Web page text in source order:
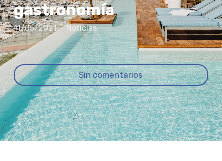
gastronomía
11/05/2021 Noticias
Sin comentarios